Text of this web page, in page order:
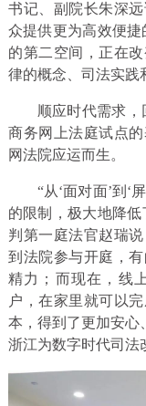
书记、副院长朱深
众提供更为高效便
的第二空间，正在
律的概念、司法实践
顺应时代需求，
商务网上法庭试点
网法院应运而生。
“从‘面对面’到‘
的限制，极大地降
判第一庭法官赵瑞
到法院参与开庭，
精力；而现在，线
户，在家里就可以
本，得到了更加安心
浙江为数字时代司法